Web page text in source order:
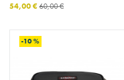
54,00 €60,00 €
-10 %